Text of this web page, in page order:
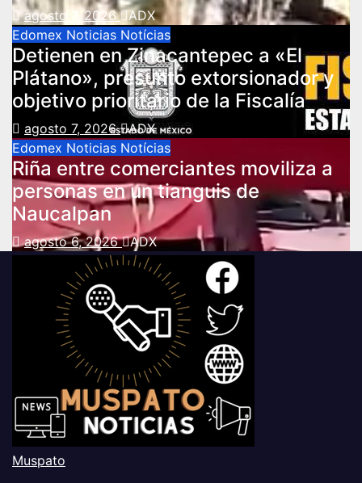
agosto 7, 2026 ADX
Edomex Noticias Notícias
Detienen en Zinacantepec a «El
Plátano», presunto extorsionador y
objetivo prioritario de la Fiscalía
agosto 7, 2026 ADX
Edomex Noticias Notícias
Riña entre comerciantes moviliza a
personas en un tianguis de
Naucalpan
agosto 6, 2026 ADX
Muspato